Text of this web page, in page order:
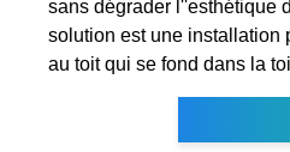
sans dégrader l''esthétique
solution est une installation
au toit qui se fond dans la